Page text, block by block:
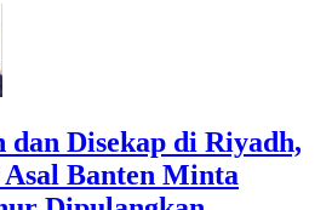
dan Disekap di Riyadh,
Banten Minta